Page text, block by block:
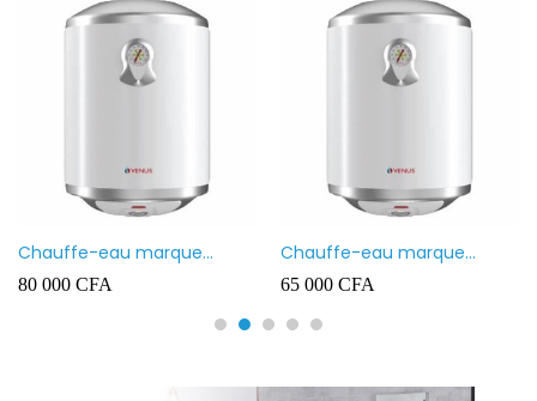
Chauffe-eau marque
VENUS 80L
80 000 CFA
Chauffe-eau marque
VENUS 50L
65 000 CFA